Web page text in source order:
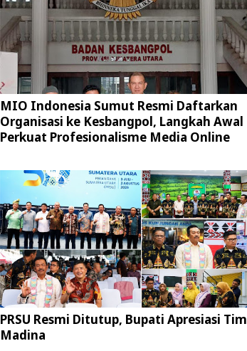
MIO Indonesia Sumut Resmi Daftarkan
Organisasi ke Kesbangpol, Langkah Awal
Perkuat Profesionalisme Media Online
PRSU Resmi Ditutup, Bupati Apresiasi Tim
Madina